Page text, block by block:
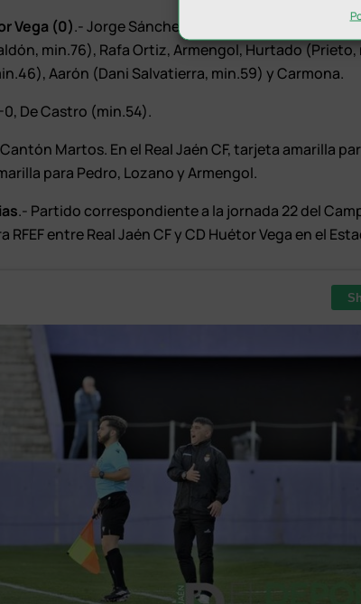
Vega (0).- Jorge Sánchez, Pedro Pérez (Antonio
min.76), Rafa Ortiz, Armengol, Hurtado
Aarón (Dani Salvatierra, min.59) y Carmona.
0, De Castro (min.54).
Martos. En el Real Jaén CF, tarjeta amarilla
para Pedro, Lozano y Armengol.
.- Partido correspondiente a la jornada 22 del
RFEF entre Real Jaén CF y CD Huétor Vega en el